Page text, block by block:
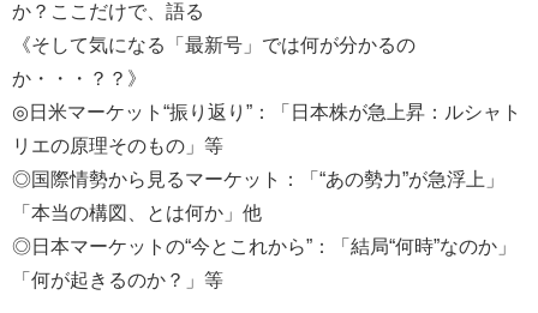
か？ここだけで、語る
《そして気になる「最新号」では何が分かるの
か・・・？？》
◎日米マーケット“振り返り”：「日本株が急上昇：ルシャト
リエの原理そのもの」等
◎国際情勢から見るマーケット：「“あの勢力”が急浮上」
「本当の構図、とは何か」他
◎日本マーケットの“今とこれから”：「結局“何時”なのか」
「何が起きるのか？」等